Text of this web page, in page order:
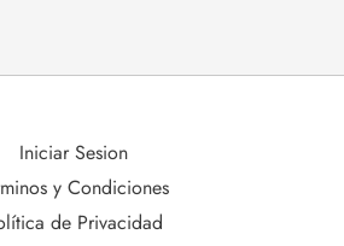
Iniciar Sesion
y Condiciones
de Privacidad